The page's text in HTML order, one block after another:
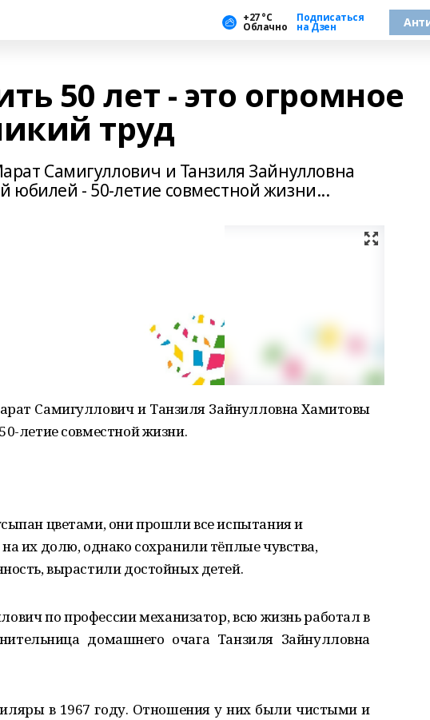
+27 °С
Облачно
Подписаться
на Дзен
50 лет - это огромное
труд
Самигуллович и Танзиля Зайнулловна
юбилей - 50-летие совместной жизни...
Самигуллович и Танзиля Зайнулловна Хамитовы
летие совместной жизни.
цветами, они прошли все испытания и
их долю, однако сохранили тёплые чувства,
вырастили достойных детей.
по профессии механизатор, всю жизнь работал в
домашнего очага Танзиля Зайнулловна
в 1967 году. Отношения у них были чистыми и